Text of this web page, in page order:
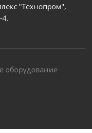
"Технопром",
4.
оборудование